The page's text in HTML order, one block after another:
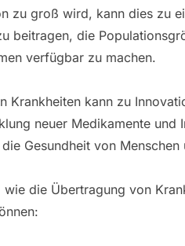
zu groß wird, kann dies zu
beitragen, die
verfügbar zu machen.
Krankheiten kann zu
neuer Medikamente
Gesundheit von
die Übertragung von